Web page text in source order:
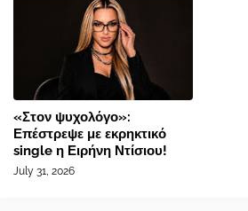
«Στον ψυχολόγο»:
Επέστρεψε με εκρηκτικό
single η Ειρήνη Ντίσιου!
July 31, 2026